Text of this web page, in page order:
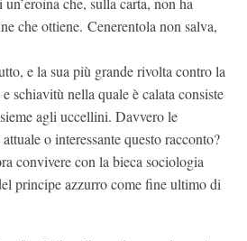
che ottiene. Cenerentola non salva,
e la sua più grande rivolta contro la
schiavitù nella quale è calata consiste
agli uccellini. Davvero le
o interessante questo racconto?
convivere con la bieca sociologia
principe azzurro come fine ultimo di